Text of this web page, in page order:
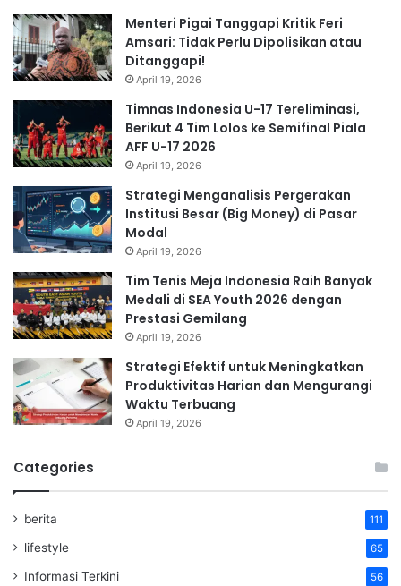
Menteri Pigai Tanggapi Kritik Feri
Amsari: Tidak Perlu Dipolisikan atau
Ditanggapi!
April 19, 2026
Timnas Indonesia U-17 Tereliminasi,
Berikut 4 Tim Lolos ke Semifinal Piala
AFF U-17 2026
April 19, 2026
Strategi Menganalisis Pergerakan
Institusi Besar (Big Money) di Pasar
Modal
April 19, 2026
Tim Tenis Meja Indonesia Raih Banyak
Medali di SEA Youth 2026 dengan
Prestasi Gemilang
April 19, 2026
Strategi Efektif untuk Meningkatkan
Produktivitas Harian dan Mengurangi
Waktu Terbuang
April 19, 2026
Categories
berita 111
lifestyle 65
Informasi Terkini 56